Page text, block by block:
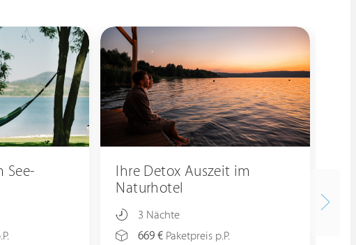
See-
Ihre Detox Auszeit im
Naturhotel
3 Nächte
669 € Paketpreis p.P.